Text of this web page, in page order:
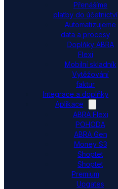
Přenášíme
platby do účetnictví
Automatizujeme
data a procesy
Doplňky ABRA
Flexi
Mobilní skladník
Vytěžování
faktur
Integrace a doplňky
Aplikace
ABRA Flexi
POHODA
ABRA Gen
Money S3
Shoptet
Shoptet
Premium
Upgates